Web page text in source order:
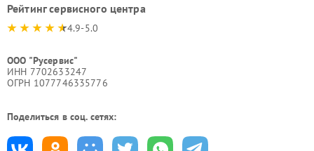
Рейтинг сервисного центра
4.9-5.0
ООО "Русервис"
ИНН 7702633247
ОГРН 1077746335776
Поделиться в соц. сетях: